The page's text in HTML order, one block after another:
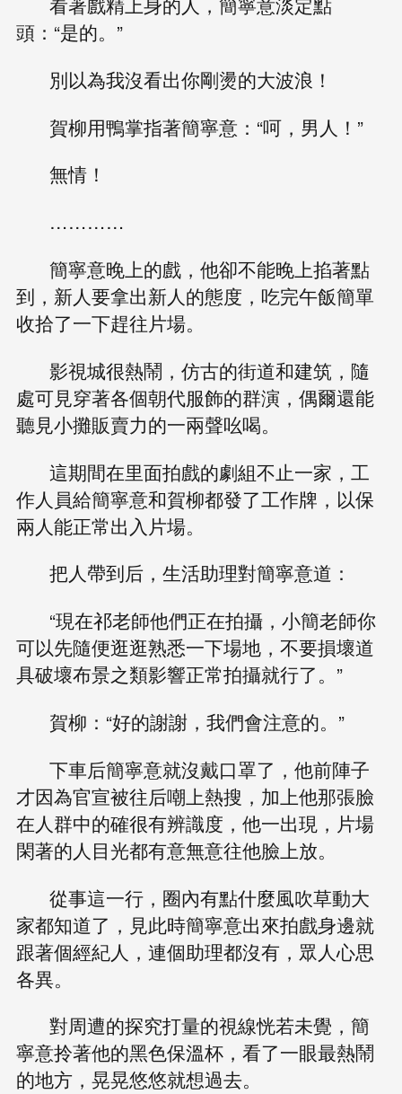
頭：“是的。”
別以為我沒看出你剛燙的大波浪！
賀柳用鴨掌指著簡寧意：“呵，男人！”
無情！
…………
簡寧意晚上的戲，他卻不能晚上掐著點
到，新人要拿出新人的態度，吃完午飯簡單
收拾了一下趕往片場。
影視城很熱鬧，仿古的街道和建筑，隨
處可見穿著各個朝代服飾的群演，偶爾還能
聽見小攤販賣力的一兩聲吆喝。
這期間在里面拍戲的劇組不止一家，工
作人員給簡寧意和賀柳都發了工作牌，以保
兩人能正常出入片場。
把人帶到后，生活助理對簡寧意道：
“現在祁老師他們正在拍攝，小簡老師你
可以先隨便逛逛熟悉一下場地，不要損壞道
具破壞布景之類影響正常拍攝就行了。”
賀柳：“好的謝謝，我們會注意的。”
下車后簡寧意就沒戴口罩了，他前陣子
才因為官宣被往后嘲上熱搜，加上他那張臉
在人群中的確很有辨識度，他一出現，片場
閑著的人目光都有意無意往他臉上放。
從事這一行，圈內有點什麼風吹草動大
家都知道了，見此時簡寧意出來拍戲身邊就
跟著個經紀人，連個助理都沒有，眾人心思
各異。
對周遭的探究打量的視線恍若未覺，簡
寧意拎著他的黑色保溫杯，看了一眼最熱鬧
的地方，晃晃悠悠就想過去。